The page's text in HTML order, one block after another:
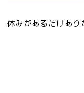
休みがあるだけあり